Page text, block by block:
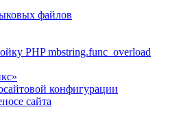
файлов
PHP mbstring.func_overload
конфигурации
сайта